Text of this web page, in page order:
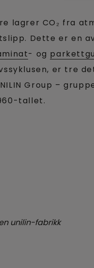
lagrer CO₂ fra
Dette er en
- og
er tre
Group –
tallet.